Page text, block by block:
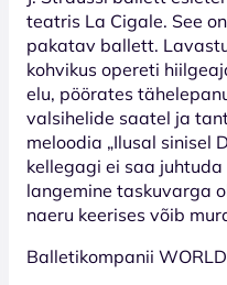
teatris La Cigale. See
pakatav ballett.
kohvikus opereti
elu, pöörates
valsihelide saatel ja
meloodia „Ilusal sinisel
kellegagi ei saa
langemine taskuvarga
naeru keerises võib
Balletikompanii